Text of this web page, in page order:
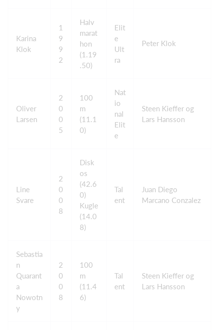
Karina
Klok
1
9
9
2
Halv
marat
hon
(1.19
.50)
Elit
e
Ult
ra
Peter Klok
Oliver
Larsen
2
0
0
5
100
m
(11.1
0)
Nat
io
nal
Elit
e
Steen Kieffer og
Lars Hansson
Line
Svare
2
0
0
8
Disk
os
(42.6
0)
Kugle
(14.0
8)
Tal
ent
Juan Diego
Marcano Conzalez
Sebastia
n
Quarant
a
Nowotn
y
2
0
0
8
100
m
(11.4
6)
Tal
ent
Steen Kieffer og
Lars Hansson